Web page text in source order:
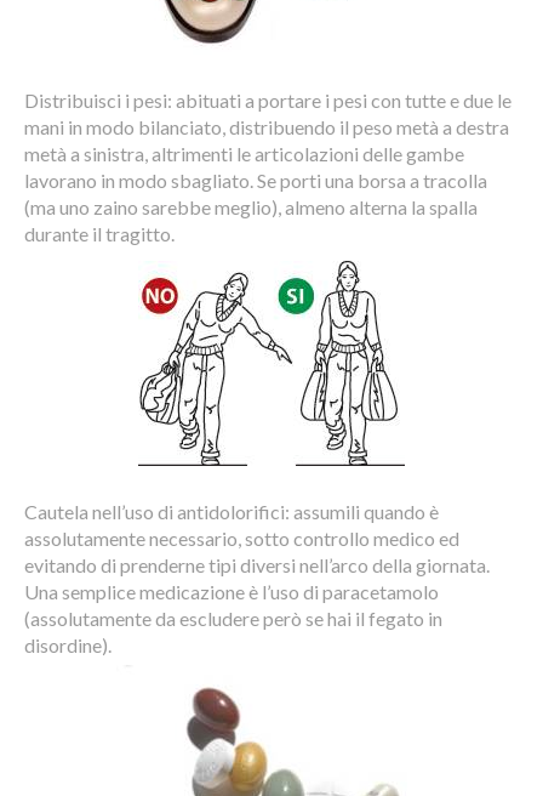
Distribuisci i pesi: abituati a portare i pesi con tutte e due le
mani in modo bilanciato, distribuendo il peso metà a destra
metà a sinistra, altrimenti le articolazioni delle gambe
lavorano in modo sbagliato. Se porti una borsa a tracolla
(ma uno zaino sarebbe meglio), almeno alterna la spalla
durante il tragitto.
Cautela nell’uso di antidolorifici: assumili quando è
assolutamente necessario, sotto controllo medico ed
evitando di prenderne tipi diversi nell’arco della giornata.
Una semplice medicazione è l’uso di paracetamolo
(assolutamente da escludere però se hai il fegato in
disordine).